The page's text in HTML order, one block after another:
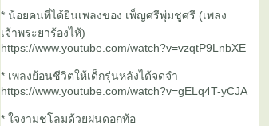
* น้อยคนที่ได้ยินเพลงของ เพ็ญศรีพุ่มชูศรี (เพลง
เจ้าพระยาร้องไห้)
https://www.youtube.com/watch?v=vzqtP9LnbXE
* เพลงย้อนชีวิตให้เด็กรุ่นหลังได้จดจำ
https://www.youtube.com/watch?v=gELq4T-yCJA
* ใจงามชโลมด้วยฝนดอกท้อ